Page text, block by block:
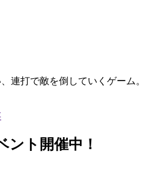
連打で敵を倒していくゲーム。
ント開催中！